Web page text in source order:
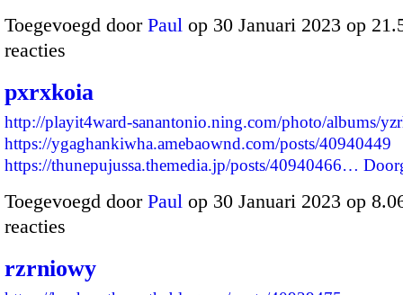
Toegevoegd door Paul op 30 Januari 2023 op
reacties
pxrxkoia
http://playit4ward-sanantonio.ning.com/photo/albums/
https://ygaghankiwha.amebaownd.com/posts/40940449
https://thunepujussa.themedia.jp/posts/40940466…
Toegevoegd door Paul op 30 Januari 2023 op
reacties
rzrniowy